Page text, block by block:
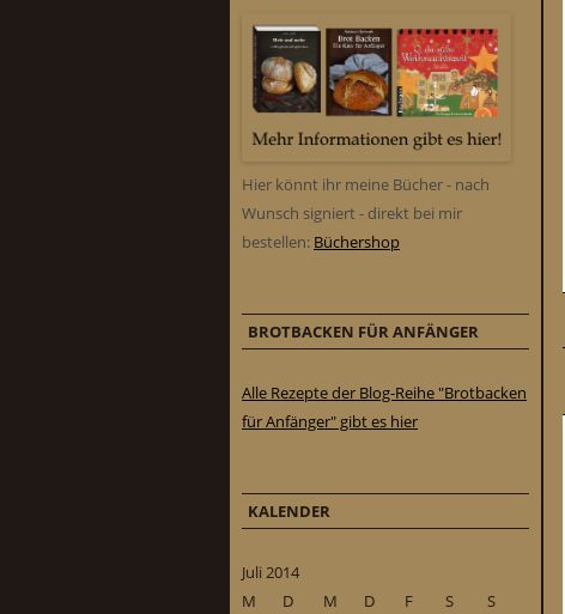
Hier könnt ihr meine Bücher - nach
Wunsch signiert - direkt bei mir
bestellen: Büchershop
BROTBACKEN FÜR ANFÄNGER
Alle Rezepte der Blog-Reihe "Brotbacken
für Anfänger" gibt es hier
KALENDER
Juli 2014
M
D M D F S
S